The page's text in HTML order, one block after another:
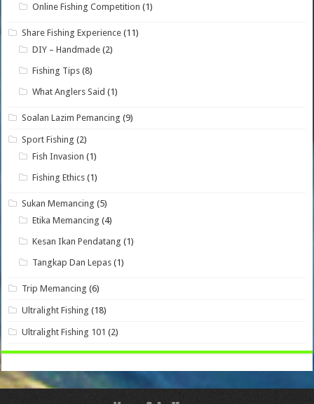
Online Fishing Competition (1)
Share Fishing Experience (11)
DIY – Handmade (2)
Fishing Tips (8)
What Anglers Said (1)
Soalan Lazim Pemancing (9)
Sport Fishing (2)
Fish Invasion (1)
Fishing Ethics (1)
Sukan Memancing (5)
Etika Memancing (4)
Kesan Ikan Pendatang (1)
Tangkap Dan Lepas (1)
Trip Memancing (6)
Ultralight Fishing (18)
Ultralight Fishing 101 (2)